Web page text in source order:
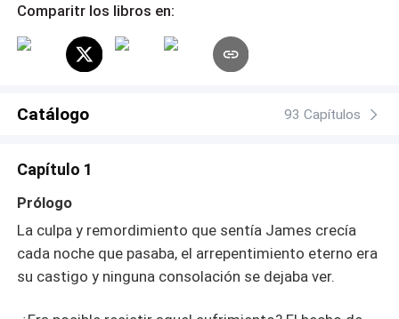
oscuro de ser un licántropo hostil en contra de su
en un mundo sobrenatural luchando con su culpa y
contra otros licántropos persiguiendo el perdón del
Comparitr los libros en:
Catálogo 93 Capítulos
Capítulo 1
Prólogo
La culpa y remordimiento que sentía James crecía
cada noche que pasaba, el arrepentimiento eterno era
su castigo y ninguna consolación se dejaba ver.